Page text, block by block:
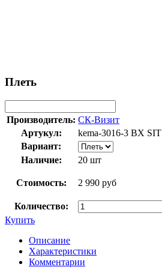
Плеть
Производитель: СК-Визит
Артукул:
kema-3016-3 BX SIT
Вариант:
Наличие:
20 шт
Стоимость: 2 990 руб
Количество:
Купить
Описание
Характеристики
Комментарии